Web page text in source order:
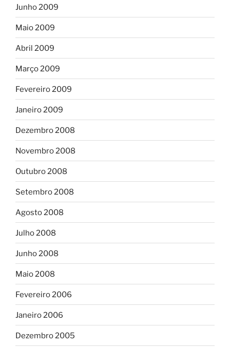
Junho 2009
Maio 2009
Abril 2009
Março 2009
Fevereiro 2009
Janeiro 2009
Dezembro 2008
Novembro 2008
Outubro 2008
Setembro 2008
Agosto 2008
Julho 2008
Junho 2008
Maio 2008
Fevereiro 2006
Janeiro 2006
Dezembro 2005